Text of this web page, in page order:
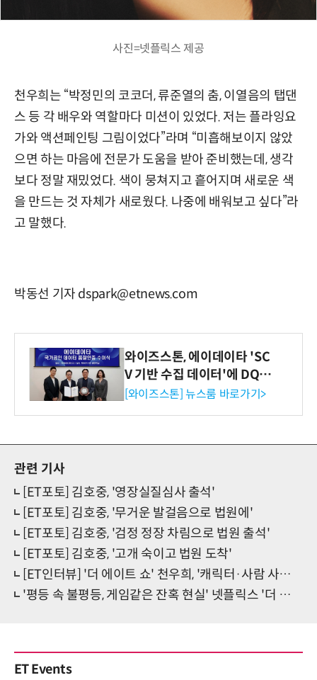
사진=넷플릭스 제공
천우희는 “박정민의 코코더, 류준열의 춤, 이열음의 탭댄
스 등 각 배우와 역할마다 미션이 있었다. 저는 플라잉요
가와 액션페인팅 그림이었다”라며 “미흡해보이지 않았
으면 하는 마음에 전문가 도움을 받아 준비했는데, 생각
보다 정말 재밌었다. 색이 뭉쳐지고 흩어지며 새로운 색
을 만드는 것 자체가 새로웠다. 나중에 배워보고 싶다”라
고 말했다.
박동선 기자 dspark@etnews.com
와이즈스톤, 에이데이타 'SC
V 기반 수집 데이터'에 DQ인
증 최고 등급 수여
[와이즈스톤] 뉴스룸 바로가기>
관련 기사
[ET포토] 김호중, '영장실질심사 출석'
[ET포토] 김호중, '무거운 발걸음으로 법원에'
[ET포토] 김호중, '검정 정장 차림으로 법원 출석'
[ET포토] 김호중, '고개 숙이고 법원 도착'
[ET인터뷰] '더 에이트 쇼' 천우희, '캐릭터·사람 사랑을 아는 파격의 달인'(종합)
'평등 속 불평등, 게임같은 잔혹 현실' 넷플릭스 '더 에이트 쇼'(리뷰)
ET Events